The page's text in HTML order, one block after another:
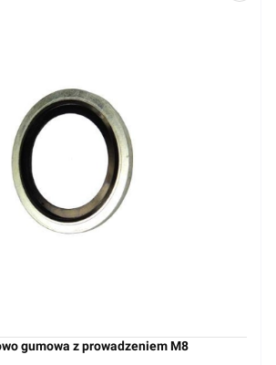
gumowa z prowadzeniem M8